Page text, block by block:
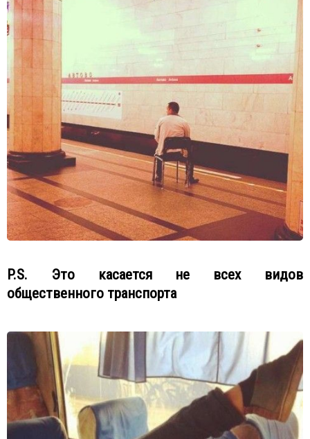
P.S. Это касается не всех видов
общественного транспорта